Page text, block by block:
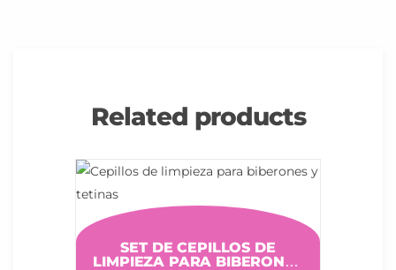
Related products
SET DE CEPILLOS DE
LIMPIEZA PARA BIBERONES